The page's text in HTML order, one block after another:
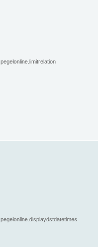
pegelonline.limitrelation
pegelonline.displaydstdatetimes